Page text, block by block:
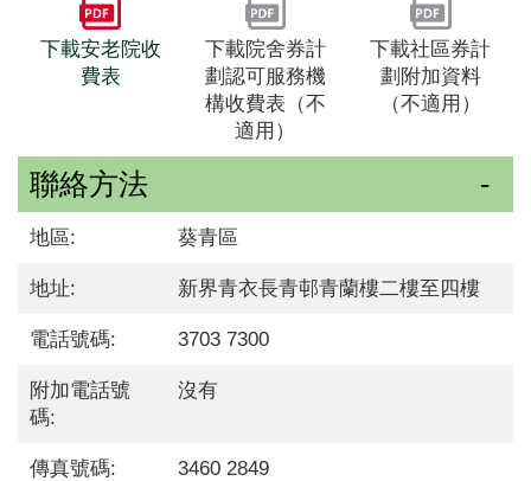
下載安老院收
費表
下載院舍券計
劃認可服務機
構收費表（不
適用）
下載社區券計
劃附加資料
（不適用）
聯絡方法
地區: 葵青區
地址: 新界青衣長青邨青蘭樓二樓至四樓
電話號碼: 3703 7300
附加電話號
碼:
沒有
傳真號碼: 3460 2849